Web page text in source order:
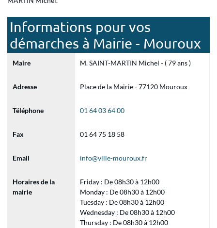
Informations pour vos
démarches à Mairie - Mouroux
Maire M. SAINT-MARTIN Michel - ( 79 ans )
Adresse Place de la Mairie - 77120 Mouroux
Téléphone 01 64 03 64 00
Fax 01 64 75 18 58
Email info@ville-mouroux.fr
Horaires de la
mairie
Friday : De 08h30 à 12h00
Monday : De 08h30 à 12h00
Tuesday : De 08h30 à 12h00
Wednesday : De 08h30 à 12h00
Thursday : De 08h30 à 12h00